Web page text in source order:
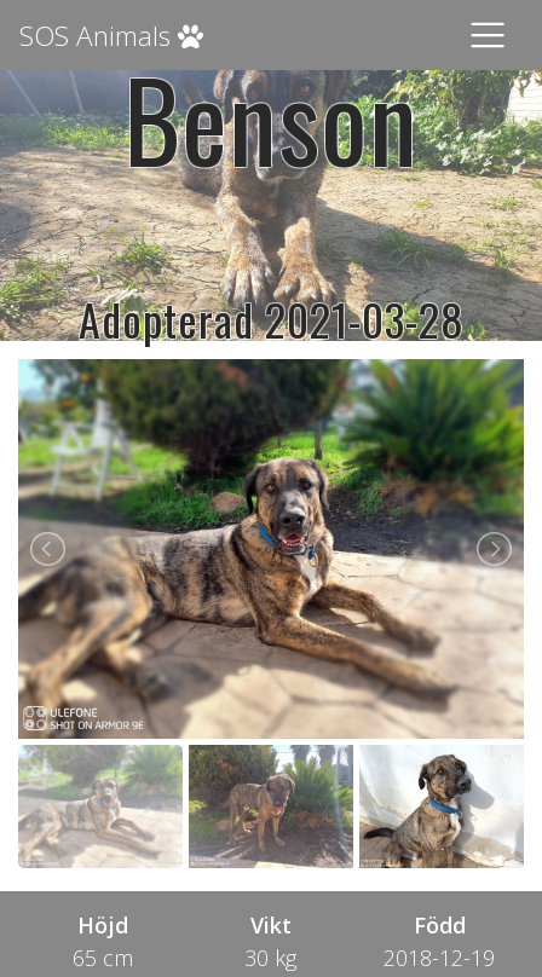
SOS Animals
Benson
Adopterad 2021-03-28
Höjd
65 cm
Vikt
30 kg
Född
2018-12-19